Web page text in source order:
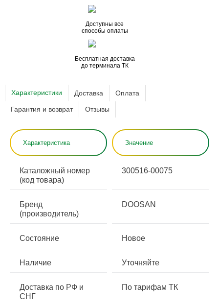
Доступны все
способы оплаты
Бесплатная доставка
до терминала ТК
Характеристики Доставка Оплата
Гарантия и возврат Отзывы
Характеристика Значение
Каталожный номер
(код товара)
300516-00075
Бренд
(производитель)
DOOSAN
Состояние Новое
Наличие Уточняйте
Доставка по РФ и
СНГ
По тарифам ТК